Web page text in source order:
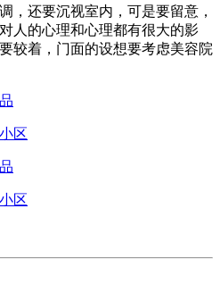
，还要沉视室内，可是要留意，
人的心理和心理都有很大的影
较着，门面的设想要考虑美容院
区
区